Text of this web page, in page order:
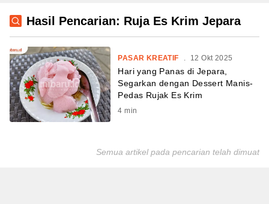
Hasil Pencarian: Ruja Es Krim Jepara
PASAR KREATIF . 12 Okt 2025
Hari yang Panas di Jepara,
Segarkan dengan Dessert Manis-
Pedas Rujak Es Krim
4 min
Semua artikel pada pencarian telah dimuat